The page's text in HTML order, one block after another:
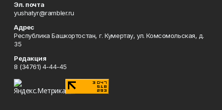
Эл. почта
yushatyr@rambler.ru
Адрес
Республика Башкортостан, г. Кумертау, ул. Комсомольская, д.
35
Редакция
8 (34761) 4-44-45